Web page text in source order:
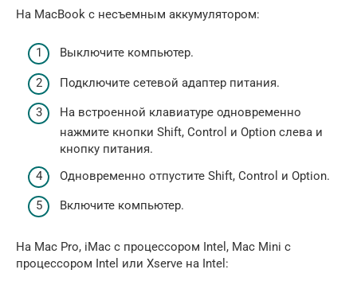
На MacBook с несъемным аккумулятором:
Выключите компьютер.
Подключите сетевой адаптер питания.
На встроенной клавиатуре одновременно
нажмите кнопки Shift, Control и Option слева и
кнопку питания.
Одновременно отпустите Shift, Control и Option.
Включите компьютер.
На Mac Pro, iMac с процессором Intel, Mac Mini с
процессором Intel или Xserve на Intel: